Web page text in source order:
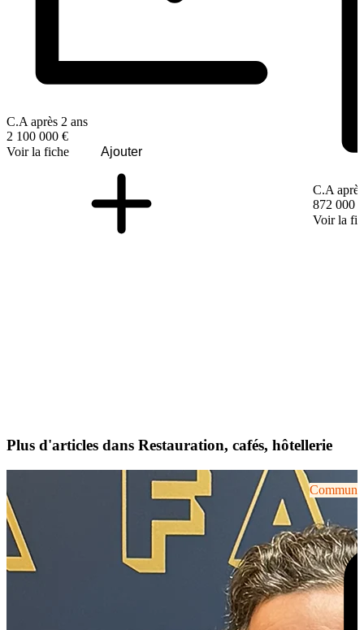
C.A après 2 ans
2 100 000 €
Voir la fiche
Ajouter
C.A
872 000 €
Voir la
Plus d'articles dans Restauration, cafés, hôtellerie